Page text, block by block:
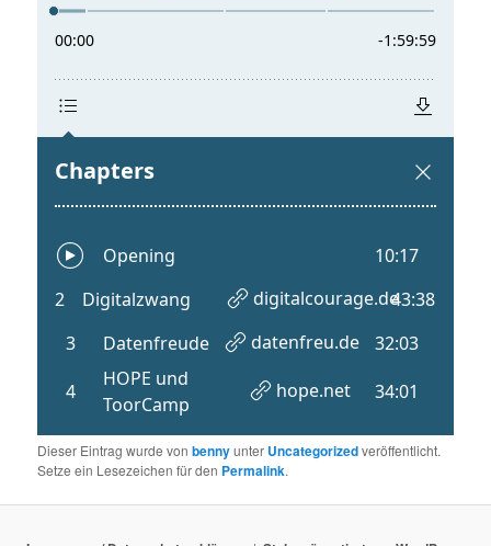
Dieser Eintrag wurde vonbennyunter Uncategorizedveröffentlicht.
Setze ein Lesezeichen für den Permalink.